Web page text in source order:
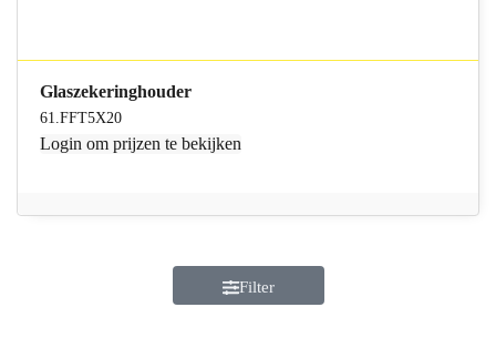
Glaszekeringhouder
61.FFT5X20
Login om prijzen te bekijken
Filter